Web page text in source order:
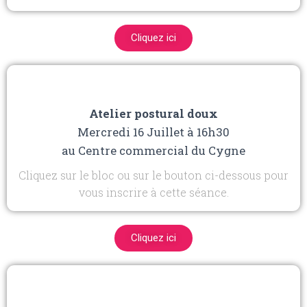
Cliquez ici
Atelier postural doux
Mercredi 16 Juillet à 16h30
au Centre commercial du Cygne
Cliquez sur le bloc ou sur le bouton ci-dessous pour
vous inscrire à cette séance.
Cliquez ici